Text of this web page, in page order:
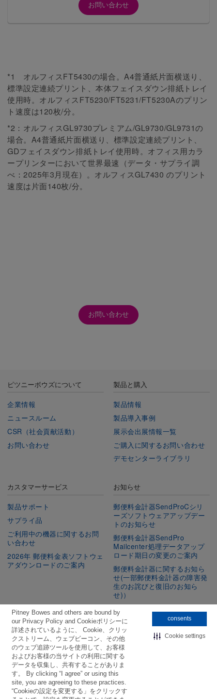
Pitney Bowes and others are bound by
our Privacy Policy and Cookieポリシーに
詳述されているように、 Cookie、クリッ
クストリーム、ウェブビーコン、その他
のウェブ追跡ツールを使用して、お客様
およびお客様の当サイトの利用に関する
データを収集し、共有することがありま
す。 By clicking “I agree” or using this
site, you are agreeing to these practices.
“Cookieの設定を変更する」をクリックす
consents
Cookie settings
お問い合わせ
*1 オルフィスFT5430の場合。A4普通紙片面横送り、
標準設定連続プリント、本体フェイスダウン排紙トレイ
使用時。オルフィスFT5230/FT5231/FT5230Aのプリン
ト速度は120枚/分。
*2：オルフィスGL9730プレミアム/GL9730/GL9731の
場合。A4普通紙片面横送り、標準設定連続プリント、
GDフェイスダウン排紙トレイ使用時。オフィス用カラ
ープリンターにおいて世界最速（データ・サプライ調
べ：2025年3月現在）。オルフィスGL7430 のプリント
速度は片面140枚/分。
お問い合わせ
ピツニーボウズについて
企業情報
ニュースルーム
CSR（社会貢献活動）
お問い合わせ
製品と購入
製品情報
製品導入事例
展示会出展情報一覧
ご購入に関するお問い合わせ
デモセンターライブラリ
カスタマーサービス
製品サポート
サプライ品
ご利用中の機器に関するお問
い合わせ
2026年 郵便料金表ソフトウェ
アダウンロードのご案内
お知らせ
郵便料金計器SendProCシリ
ーズソフトウェアアップデー
トのお知らせ
郵便料金計器SendPro
Mailcenter処理データアップ
ロード期日の変更のご案内
郵便料金計器に関するお知ら
せ(一部郵便料金計器の障害発
生のお詫びと復旧のお知ら
せ)）
公式SNSをフォロー
Facebook
LinkedinTwitterYoutube